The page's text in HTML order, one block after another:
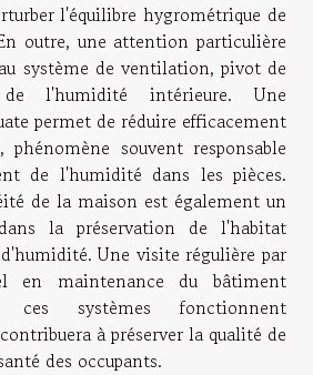
l'équilibre hygrométrique de
outre, une attention particulière
système de ventilation, pivot de
l'humidité intérieure. Une
permet de réduire efficacement
souvent responsable
de l'humidité dans les pièces.
de la maison est également un
la préservation de l'habitat
Une visite régulière par
en maintenance du bâtiment
ces systèmes fonctionnent
à préserver la qualité de
des occupants.